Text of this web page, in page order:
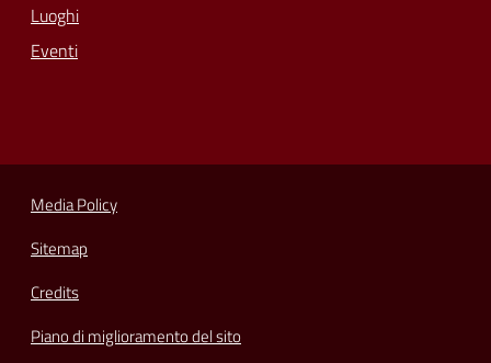
Luoghi
Eventi
Media Policy
Sitemap
Credits
Piano di miglioramento del sito